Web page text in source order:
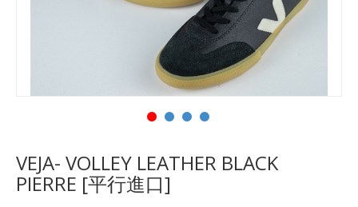
VEJA- VOLLEY LEATHER BLACK
PIERRE [平行進口]